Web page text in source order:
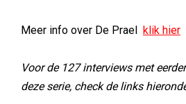
Meer info over De Prael klik hier
Voor de 127 interviews met
deze serie, check de links